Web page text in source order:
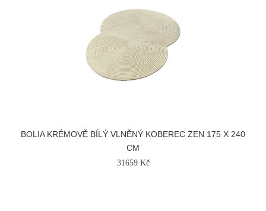
BOLIA KRÉMOVĚ BÍLÝ VLNĚNÝ KOBEREC ZEN 175 X 240
CM
31659 Kč